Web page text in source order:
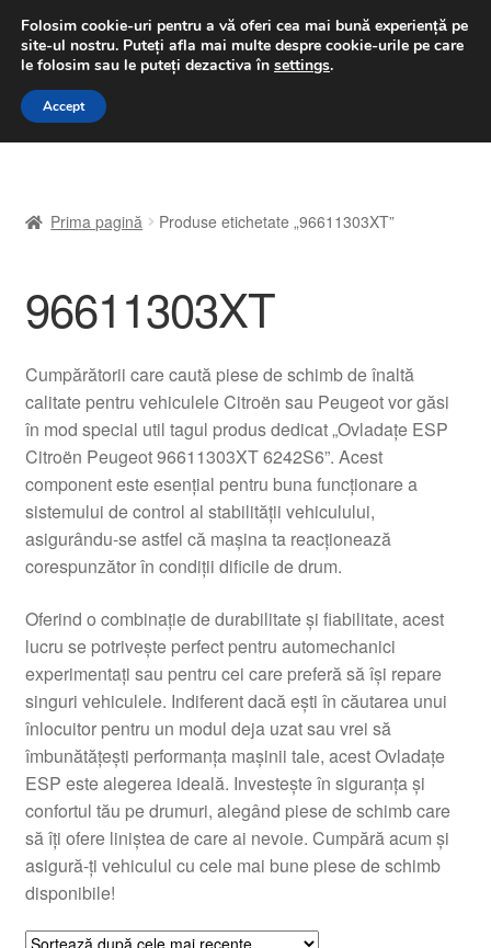
LIVRARE de la 33 lei
luni-vineri 9 a.m. - 4 p.m.031 229 6816
Sari
Sari
A lua legatura
Contul meu
Despre noi
Finalizare comandă
Livrare
Plângere
Plățile
Politică de confidențialitate
Procedura de reclamație
Termeni si conditii
Prima pagină Produse etichetate „96611303XT”
96611303XT
Cumpărătorii care caută piese de schimb de înaltă
calitate pentru vehiculele Citroën sau Peugeot vor găsi
în mod special util tagul produs dedicat „Ovladațe ESP
Citroën Peugeot 96611303XT 6242S6”. Acest
component este esențial pentru buna funcționare a
sistemului de control al stabilității vehiculului,
asigurându-se astfel că mașina ta reacționează
corespunzător în condiții dificile de drum.
Oferind o combinație de durabilitate și fiabilitate, acest
lucru se potrivește perfect pentru automechanici
experimentați sau pentru cei care preferă să își repare
singuri vehiculele. Indiferent dacă ești în căutarea unui
înlocuitor pentru un modul deja uzat sau vrei să
îmbunătățești performanța mașinii tale, acest Ovladațe
ESP este alegerea ideală. Investește în siguranța și
confortul tău pe drumuri, alegând piese de schimb care
să îți ofere liniștea de care ai nevoie. Cumpără acum și
asigură-ți vehiculul cu cele mai bune piese de schimb
disponibile!
Folosim cookie-uri pentru a vă oferi cea mai bună experiență pe
site-ul nostru. Puteți afla mai multe despre cookie-urile pe care
le folosim sau le puteți dezactiva în settings.
Accept